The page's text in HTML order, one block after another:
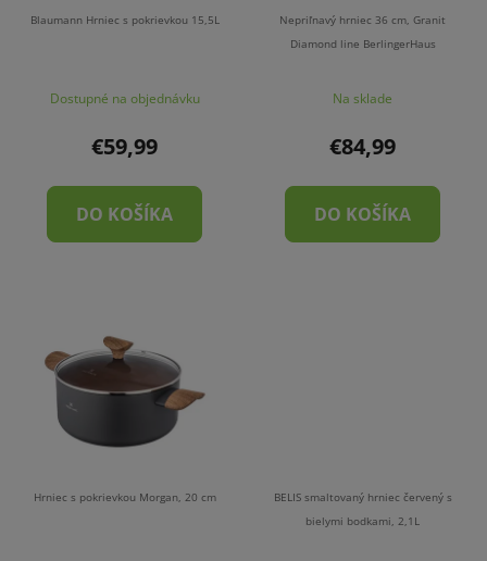
Blaumann Hrniec s pokrievkou 15,5L
Dostupné na objednávku
€59,99
DO KOŠÍKA
Nepriľnavý hrniec 36 cm, Granit
Diamond line BerlingerHaus
Na sklade
€84,99
DO KOŠÍKA
Hrniec s pokrievkou Morgan, 20 cm
BELIS smaltovaný hrniec červený s
bielymi bodkami, 2,1L